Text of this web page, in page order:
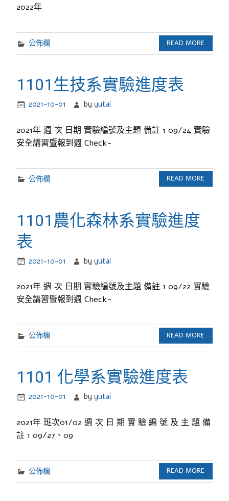
2022年
公佈欄 READ MORE
1101生技系實驗進度表
2021-10-01 byyutai
2021年 週 次 日期 實驗編號及主題 備註 1 09/24 實驗
安全講習暨報到週 Check-
公佈欄 READ MORE
1101農化森林系實驗進度
表
2021-10-01 byyutai
2021年 週 次 日期 實驗編號及主題 備註 1 09/22 實驗
安全講習暨報到週 Check-
公佈欄 READ MORE
1101 化學系實驗進度表
2021-10-01 byyutai
2021年 班次01/02 週 次 日 期 實 驗 編 號 及 主 題 備
註 1 09/27、09
公佈欄 READ MORE